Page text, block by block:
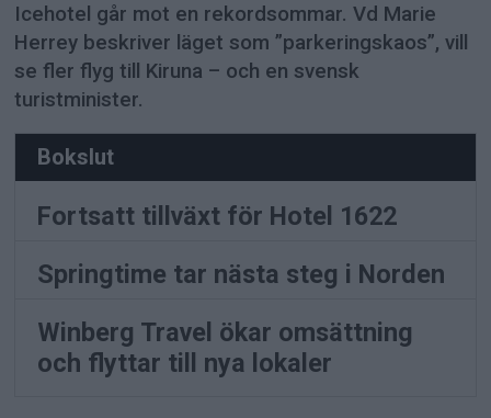
Icehotel går mot en rekordsommar. Vd Marie
Herrey beskriver läget som ”parkeringskaos”, vill
se fler flyg till Kiruna – och en svensk
turistminister.
Bokslut
Fortsatt tillväxt för Hotel 1622
Springtime tar nästa steg i Norden
Winberg Travel ökar omsättning
och flyttar till nya lokaler